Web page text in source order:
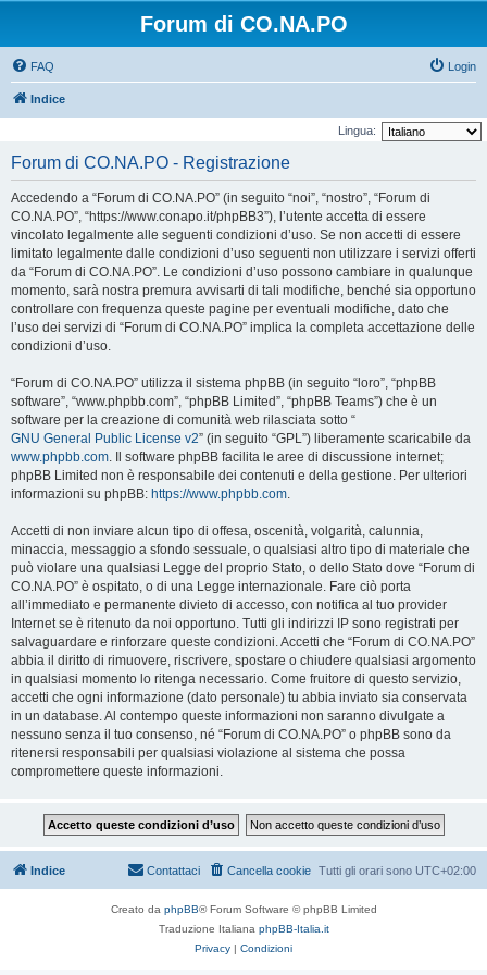
Forum di CO.NA.PO
FAQ Login
Indice
Lingua:
Forum di CO.NA.PO - Registrazione
Accedendo a “Forum di CO.NA.PO” (in seguito “noi”, “nostro”, “Forum di
CO.NA.PO”, “https://www.conapo.it/phpBB3”), l’utente accetta di essere
vincolato legalmente alle seguenti condizioni d’uso. Se non accetti di essere
limitato legalmente dalle condizioni d’uso seguenti non utilizzare i servizi offerti
da “Forum di CO.NA.PO”. Le condizioni d’uso possono cambiare in qualunque
momento, sarà nostra premura avvisarti di tali modifiche, benché sia opportuno
controllare con frequenza queste pagine per eventuali modifiche, dato che
l’uso dei servizi di “Forum di CO.NA.PO” implica la completa accettazione delle
condizioni d’uso.
“Forum di CO.NA.PO” utilizza il sistema phpBB (in seguito “loro”, “phpBB
software”, “www.phpbb.com”, “phpBB Limited”, “phpBB Teams”) che è un
software per la creazione di comunità web rilasciata sotto “
GNU General Public License v2” (in seguito “GPL”) liberamente scaricabile da
www.phpbb.com. Il software phpBB facilita le aree di discussione internet;
phpBB Limited non è responsabile dei contenuti e della gestione. Per ulteriori
informazioni su phpBB: https://www.phpbb.com.
Accetti di non inviare alcun tipo di offesa, oscenità, volgarità, calunnia,
minaccia, messaggio a sfondo sessuale, o qualsiasi altro tipo di materiale che
può violare una qualsiasi Legge del proprio Stato, o dello Stato dove “Forum di
CO.NA.PO” è ospitato, o di una Legge internazionale. Fare ciò porta
all’immediato e permanente divieto di accesso, con notifica al tuo provider
Internet se è ritenuto da noi opportuno. Tutti gli indirizzi IP sono registrati per
salvaguardare e rinforzare queste condizioni. Accetti che “Forum di CO.NA.PO”
abbia il diritto di rimuovere, riscrivere, spostare o chiudere qualsiasi argomento
in qualsiasi momento lo ritenga necessario. Come fruitore di questo servizio,
accetti che ogni informazione (dato personale) tu abbia inviato sia conservata
in un database. Al contempo queste informazioni non saranno divulgate a
nessuno senza il tuo consenso, né “Forum di CO.NA.PO” o phpBB sono da
ritenersi responsabili per qualsiasi violazione al sistema che possa
compromettere queste informazioni.
Indice Tutti gli orari sono UTC+02:00
Cancella cookie
Contattaci
Creato da phpBB® Forum Software © phpBB Limited
Traduzione Italiana phpBB-Italia.it
Privacy | Condizioni